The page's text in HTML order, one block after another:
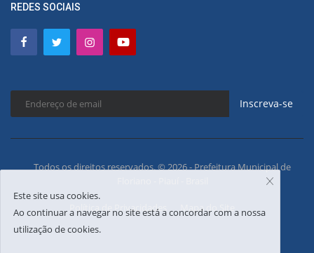
REDES SOCIAIS
Inscreva-se
Todos os direitos reservados. © 2026 - Prefeitura Municipal de
Política de Privacidades Mapa do Site
Este site usa cookies.
Ao continuar a navegar no site está a concordar com a nossa
utilização de cookies.